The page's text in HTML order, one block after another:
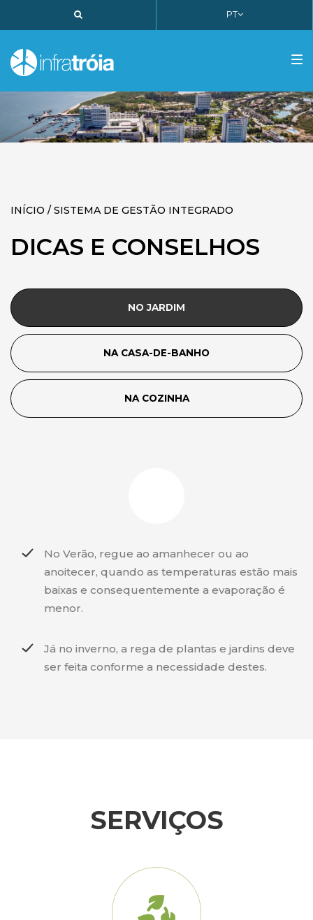
PT
INÍCIO / SISTEMA DE GESTÃO INTEGRADO
DICAS E CONSELHOS
NO JARDIM
NA CASA-DE-BANHO
NA COZINHA
No Verão, regue ao amanhecer ou ao
anoitecer, quando as temperaturas estão mais
baixas e consequentemente a evaporação é
menor.
Já no inverno, a rega de plantas e jardins deve
ser feita conforme a necessidade destes.
SERVIÇOS